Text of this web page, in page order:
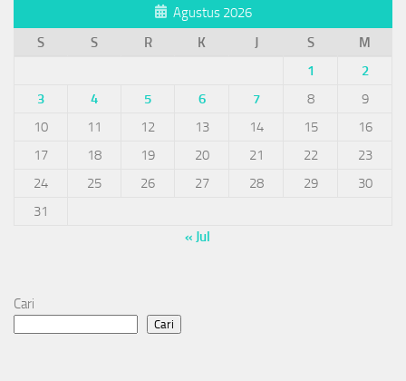
Agustus 2026
S
S R K J S
M
1
2
3
4 5 6 7 8
9
10
11 12 13 14 15
16
17
18 19 20 21 22
23
24
25 26 27 28 29
30
31
« Jul
Cari
Cari